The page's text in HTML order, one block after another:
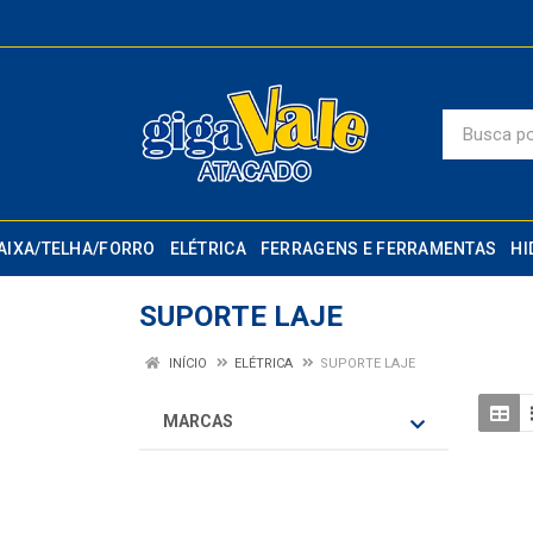
TELHA/FORRO ELÉTRICA FERRAGENS E FERRAMENTAS
SUPORTE LAJE
INÍCIO ELÉTRICA SUPORTE LAJE
MARCAS